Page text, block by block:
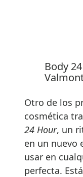
Body
Otro de los
cosmética
24 Hour, un
en un nuevo
usar en
perfecta.